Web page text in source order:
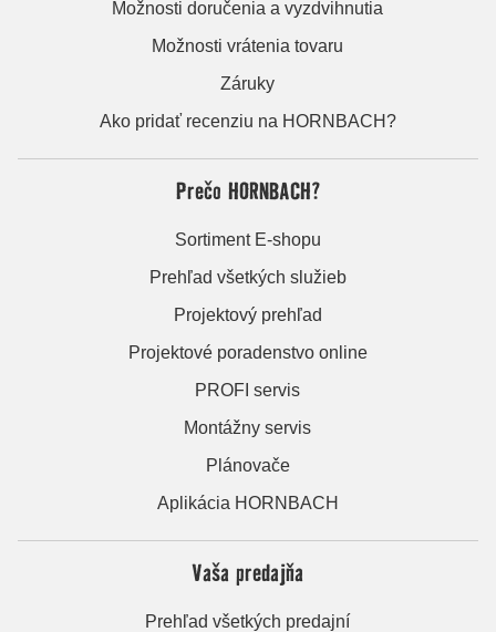
Možnosti doručenia a vyzdvihnutia
Možnosti vrátenia tovaru
Záruky
Ako pridať recenziu na HORNBACH?
Prečo HORNBACH?
Sortiment E-shopu
Prehľad všetkých služieb
Projektový prehľad
Projektové poradenstvo online
PROFI servis
Montážny servis
Plánovače
Aplikácia HORNBACH
Vaša predajňa
Prehľad všetkých predajní